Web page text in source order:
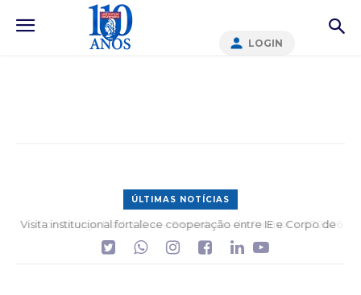
LOGIN
ÚLTIMAS NOTÍCIAS
Por George Paulus Dias – Engenharia de Prompt v-07.2026 –